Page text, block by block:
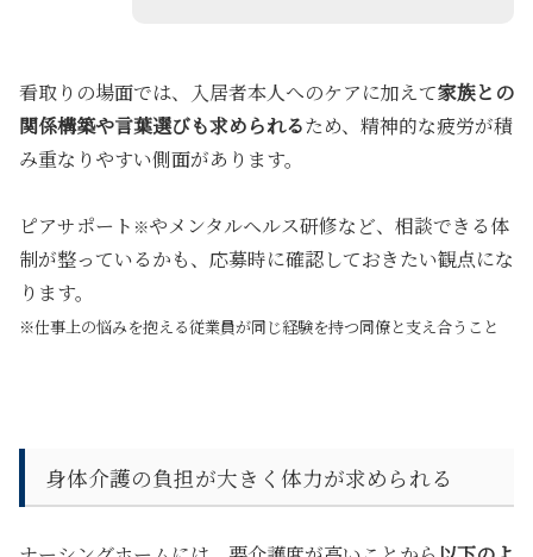
看取りの場面では、入居者本人へのケアに加えて家族との
関係構築や言葉選びも求められるため、精神的な疲労が積
み重なりやすい側面があります。
ピアサポート ※やメンタルヘルス研修など、相談できる体
制が整っているかも、応募時に確認しておきたい観点にな
ります。
※仕事上の悩みを抱える従業員が同じ経験を持つ同僚と支え合う こと
身体介護の負担が大きく体力が求められる